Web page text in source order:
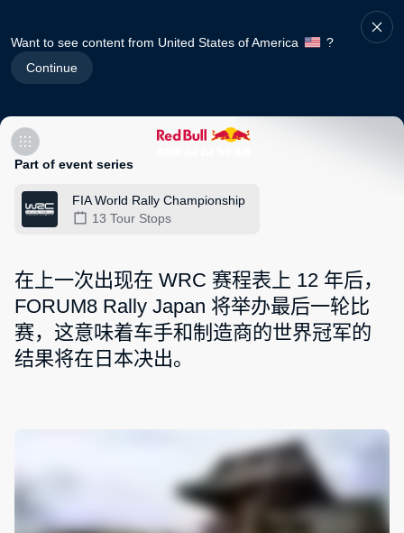
Want to see content from United States of America
?
Continue
Part of event series
FIA World Rally Championship
13 Tour Stops
在上一次出现在 WRC 赛程表上 12 年后，
FORUM8 Rally Japan 将举办最后一轮比
赛，这意味着车手和制造商的世界冠军的
结果将在日本决出。